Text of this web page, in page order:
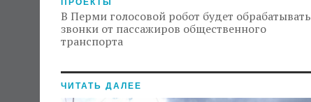
ПРОЕКТЫ
В Перми голосовой робот будет обрабатывать
звонки от пассажиров общественного
транспорта
ЧИТАТЬ ДАЛЕЕ